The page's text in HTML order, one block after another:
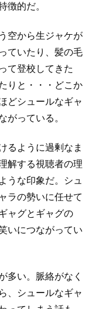
徴的だ。
空から生ジャケが
ていたり、 髪の毛
て登校してきた
りと・・・ どこか
どシュールなギャ
がっている。
るように過剰なま
解する視聴者の理
うな印象だ。
シュ
ラの勢いに任せて
ャグとギャグの
いにつながってい
多い。 脈絡がなく
、
シュールなギャ